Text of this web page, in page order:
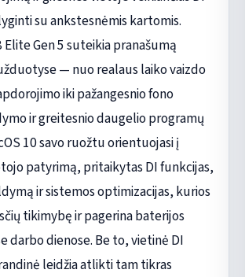
su ankstesnėmis kartomis.
Elite Gen 5 suteikia pranašumą
— nuo realaus laiko vaizdo
iki pažangesnio fono
ir greitesnio daugelio programų
10 savo ruožtu orientuojasi į
patyrimą, pritaikytas DI funkcijas,
ir sistemos optimizacijas, kurios
tikimybę ir pagerina baterijos
darbo dienose. Be to, vietinė DI
leidžia atlikti tam tikras